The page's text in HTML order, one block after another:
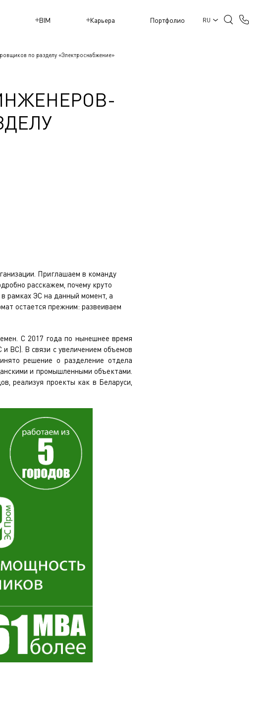
BIM Карьера Портфолио RU
по разделу «Электроснабжение»
Приглашаем в команду
расскажем, почему круто
рамках ЭС на данный момент, а
остается прежним: развеиваем
С 2017 года по нынешнее время
и ВС). В связи с увеличением объемов
решение о разделение отдела
и промышленными объектами.
реализуя проекты как в Беларуси,